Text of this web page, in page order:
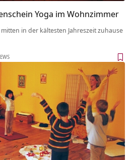
Yoga im Wohnzimmer
in der kältesten Jahreszeit zuhause